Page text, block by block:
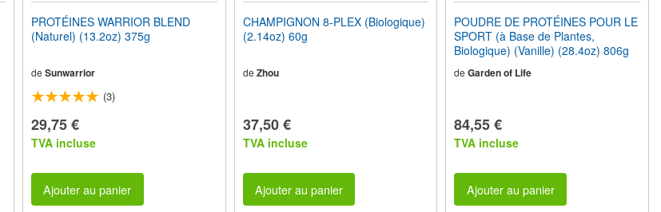
PROTÉINES WARRIOR BLEND
(Naturel) (13.2oz) 375g
de Sunwarrior
(3)
29,75 €
TVA incluse
Ajouter au panier
CHAMPIGNON 8-PLEX (Biologique)
(2.14oz) 60g
de Zhou
37,50 €
TVA incluse
Ajouter au panier
POUDRE DE PROTÉINES POUR LE
SPORT (à Base de Plantes,
Biologique) (Vanille) (28.4oz) 806g
de Garden of Life
84,55 €
TVA incluse
Ajouter au panier